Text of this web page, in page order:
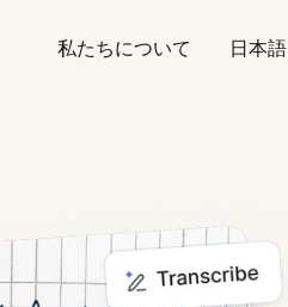
私たちについて 日本語